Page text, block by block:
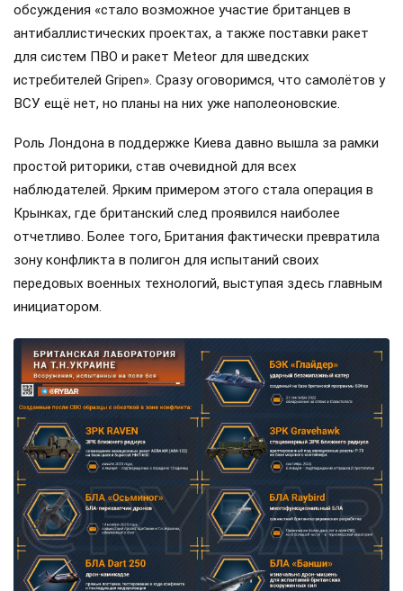
обсуждения «стало возможное участие британцев в
антибаллистических проектах, а также поставки ракет
для систем ПВО и ракет Meteor для шведских
истребителей Gripen». Сразу оговоримся, что самолётов у
ВСУ ещё нет, но планы на них уже наполеоновские.
Роль Лондона в поддержке Киева давно вышла за рамки
простой риторики, став очевидной для всех
наблюдателей. Ярким примером этого стала операция в
Крынках, где британский след проявился наиболее
отчетливо. Более того, Британия фактически превратила
зону конфликта в полигон для испытаний своих
передовых военных технологий, выступая здесь главным
инициатором.